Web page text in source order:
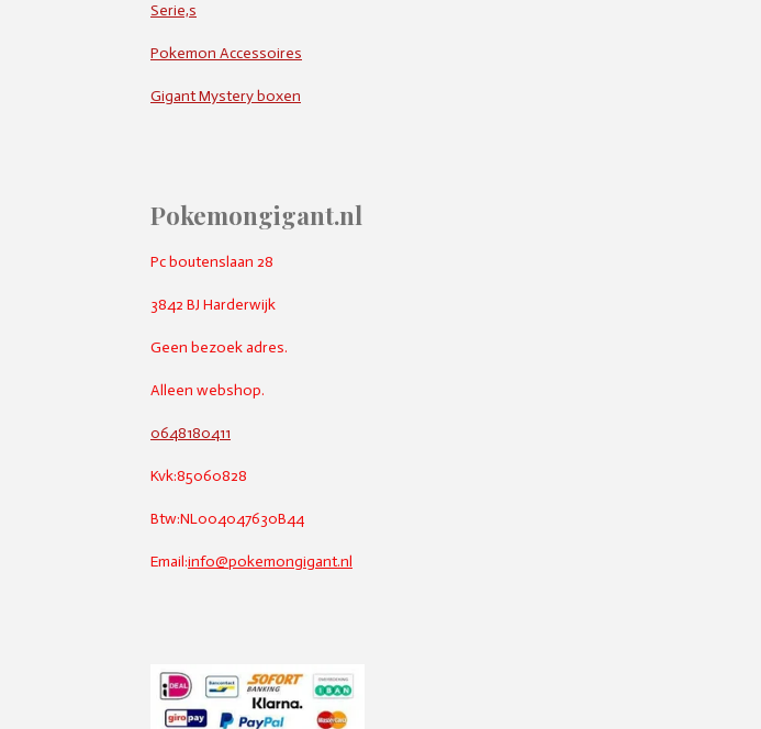
Serie,s
Pokemon Accessoires
Gigant Mystery boxen
Pokemongigant.nl
Pc boutenslaan 28
3842 BJ Harderwijk
Geen bezoek adres.
Alleen webshop.
0648180411
Kvk:85060828
Btw:NL004047630B44
Email:info@pokemongigant.nl